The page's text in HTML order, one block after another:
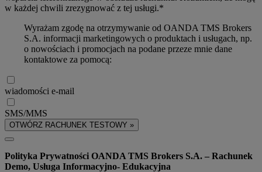
w każdej chwili zrezygnować z tej usługi.*
Wyrażam zgodę na otrzymywanie od OANDA TMS Brokers
S.A. informacji marketingowych o produktach i usługach, np.
o nowościach i promocjach na podane przeze mnie dane
kontaktowe za pomocą:
wiadomości e-mail
SMS/MMS
OTWÓRZ RACHUNEK TESTOWY »
Polityka Prywatności OANDA TMS Brokers S.A. – Rachunek
Demo, Usługa Informacyjno- Edukacyjna